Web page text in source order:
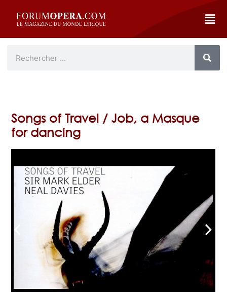
Songs of Travel / Job, a Masque
for dancing
arrow_back_ios arrow_forward_ios